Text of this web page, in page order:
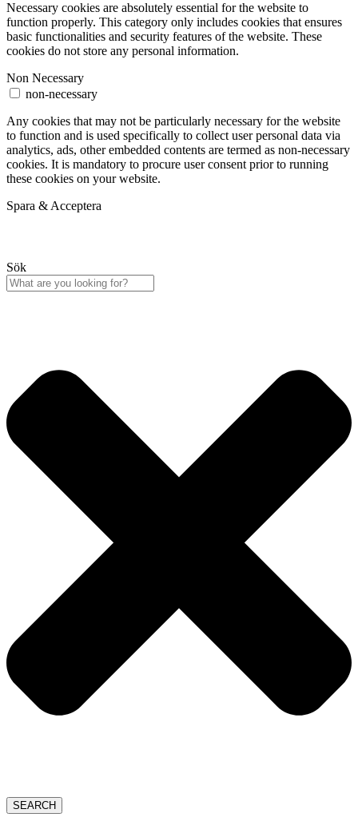
Necessary cookies are absolutely essential for the website to
function properly. This category only includes cookies that ensures
basic functionalities and security features of the website. These
cookies do not store any personal information.
Non Necessary
non-necessary
Any cookies that may not be particularly necessary for the website
to function and is used specifically to collect user personal data via
analytics, ads, other embedded contents are termed as non-necessary
cookies. It is mandatory to procure user consent prior to running
these cookies on your website.
Spara & Acceptera
Sök
SEARCH